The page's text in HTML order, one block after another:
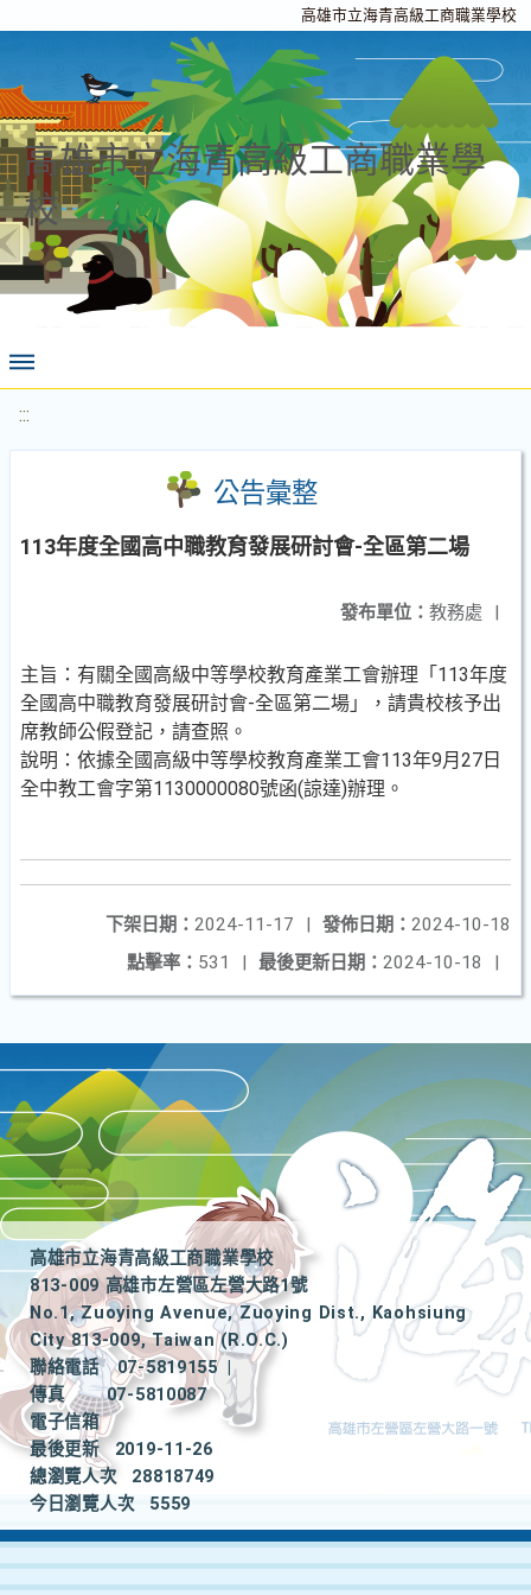
高雄市立海青高級工商職業學校
高雄市立海青高級工商職業學
校
:::
公告彙整
113年度全國高中職教育發展研討會-全區第二場
發布單位： 教務處 |
主旨：有關全國高級中等學校教育產業工會辦理「113年度
全國高中職教育發展研討會-全區第二場」，請貴校核予出
席教師公假登記，請查照。
說明：依據全國高級中等學校教育產業工會113年9月27日
全中教工會字第1130000080號函(諒達)辦理。
發佈日期： 2024-10-18
下架日期： 2024-11-17
|
最後更新日期： 2024-10-18 |
點擊率： 531 |
高雄市立海青高級工商職業學校
813-009 高雄市左營區左營大路1號
No.1, Zuoying Avenue, Zuoying Dist., Kaohsiung
City 813-009, Taiwan (R.O.C.)
聯絡電話
07-5819155
|
傳真
07-5810087
電子信箱
最後更新
2019-11-26
總瀏覽人次
28818749
今日瀏覽人次
5559